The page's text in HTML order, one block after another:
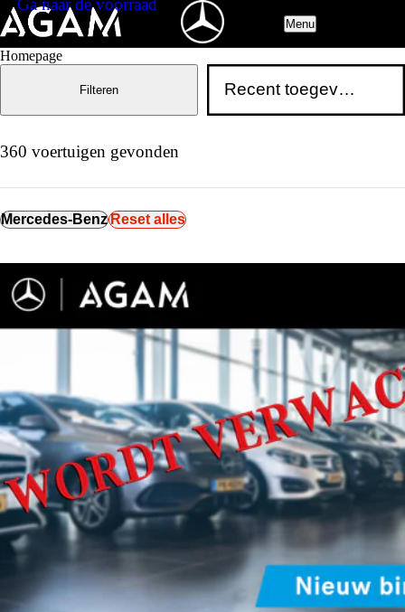
Menu
Homepage
Ga naar de voorraad
360 voertuigen gevonden
Filteren
Mercedes-BenzReset alles